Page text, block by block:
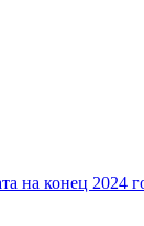
на конец 2024